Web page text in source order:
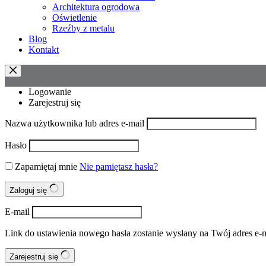
Architektura ogrodowa
Oświetlenie
Rzeźby z metalu
Blog
Kontakt
Logowanie
Zarejestruj się
Nazwa użytkownika lub adres e-mail
Hasło
Zapamiętaj mnie Nie pamiętasz hasła?
Zaloguj się
E-mail
Link do ustawienia nowego hasła zostanie wysłany na Twój adres e-
Zarejestruj się